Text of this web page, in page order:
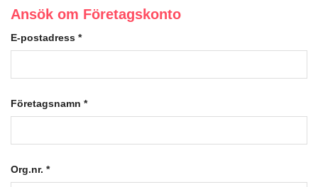
Ansök om Företagskonto
E-postadress *
Företagsnamn *
Org.nr. *